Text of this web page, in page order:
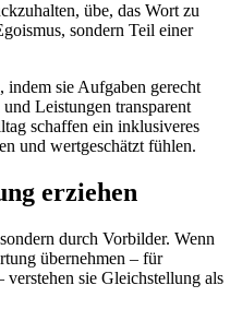
übe, das Wort zu
sondern Teil einer
sie Aufgaben gerecht
Leistungen transparent
schaffen ein inklusiveres
und wertgeschätzt fühlen.
erziehen
durch Vorbilder. Wenn
übernehmen – für
sie Gleichstellung als